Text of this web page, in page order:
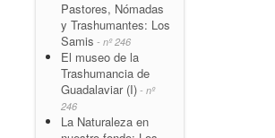
Pastores, Nómadas
y Trashumantes: Los
Samis - nº 246
El museo de la
Trashumancia de
Guadalaviar (I) - nº
246
La Naturaleza en